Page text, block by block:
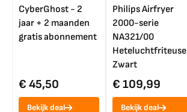
CyberGhost - 2
jaar + 2 maanden
gratis abonnement
€ 45,50
Bekijk deal
Philips Airfryer
2000-serie
NA321/00
Heteluchtfriteuse
Zwart
€ 109,99
Bekijk deal